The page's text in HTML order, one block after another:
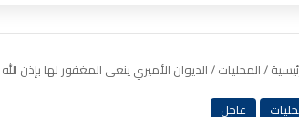
/المحليات/الديوان الأميري ينعى المغفور لها بإذن
عاجل